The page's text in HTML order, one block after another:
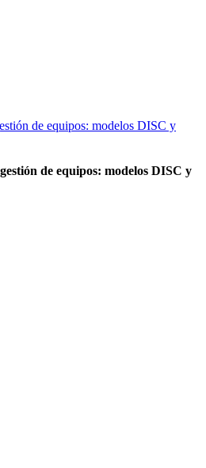
de equipos: modelos DISC y
de equipos: modelos DISC y